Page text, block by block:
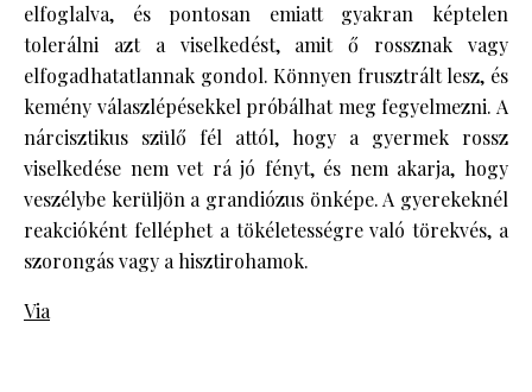
elfoglalva, és pontosan emiatt gyakran képtelen
tolerálni azt a viselkedést, amit ő rossznak vagy
elfogadhatatlannak gondol. Könnyen frusztrált lesz, és
kemény válaszlépésekkel próbálhat meg fegyelmezni. A
nárcisztikus szülő fél attól, hogy a gyermek rossz
viselkedése nem vet rá jó fényt, és nem akarja, hogy
veszélybe kerüljön a grandiózus önképe. A gyerekeknél
reakcióként felléphet a tökéletességre való törekvés, a
szorongás vagy a hisztirohamok.
Via